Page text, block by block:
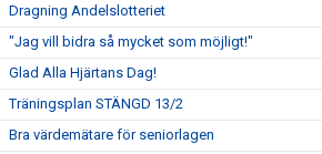
Dragning Andelslotteriet
"Jag vill bidra så mycket som möjligt!"
Glad Alla Hjärtans Dag!
Träningsplan STÄNGD 13/2
Bra värdemätare för seniorlagen